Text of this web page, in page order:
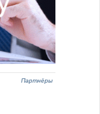
Партнёры